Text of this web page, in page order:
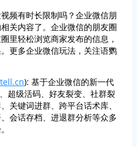
频有时长限制吗？企业微信朋
关内容了。企业微信的朋友圈
里轻松浏览商家发布的信息，
更多企业微信玩法，关注语鹦
): 基于企业微信的新一代
超级活码、好友裂变、社群裂
关键词进群、跨平台话术库、
会话存档、进退群分析等众多